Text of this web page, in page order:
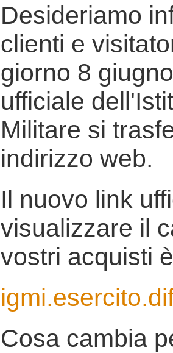
Desideriamo
clienti e
giorno 8
ufficiale
Militare si
indirizzo web.
Il nuovo link
visualizzare il
vostri acquisti
Cosa cambia